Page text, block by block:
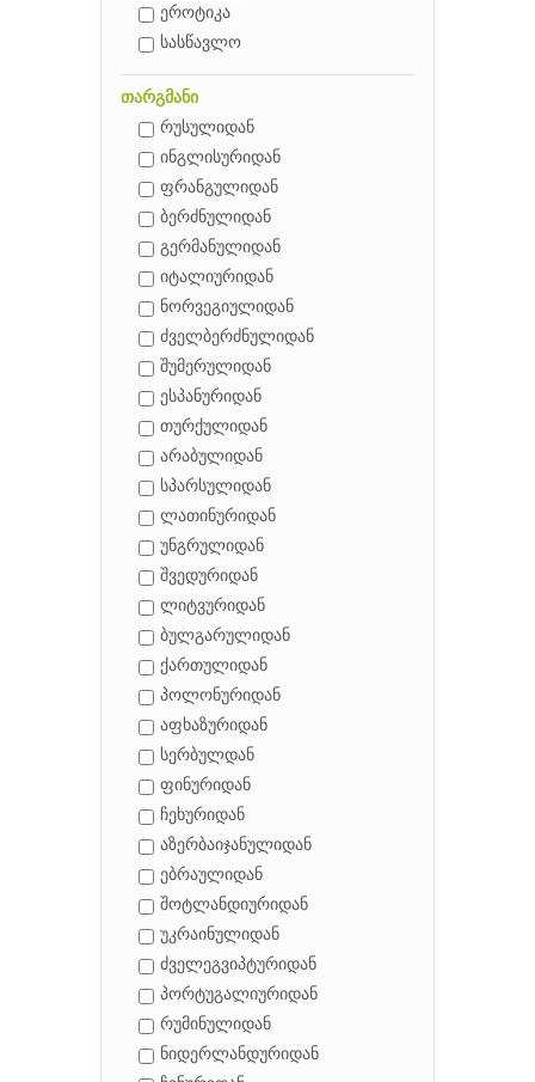
ეროტიკა
სასწავლო
თარგმანი
რუსულიდან
ინგლისურიდან
ფრანგულიდან
ბერძნულიდან
გერმანულიდან
იტალიურიდან
ნორვეგიულიდან
ძველბერძნულიდან
შუმერულიდან
ესპანურიდან
თურქულიდან
არაბულიდან
სპარსულიდან
ლათინურიდან
უნგრულიდან
შვედურიდან
ლიტვურიდან
ბულგარულიდან
ქართულიდან
პოლონურიდან
აფხაზურიდან
სერბულდან
ფინურიდან
ჩეხურიდან
აზერბაიჯანულიდან
ებრაულიდან
შოტლანდიურიდან
უკრაინულიდან
ძველეგვიპტურიდან
პორტუგალიურიდან
რუმინულიდან
ნიდერლანდურიდან